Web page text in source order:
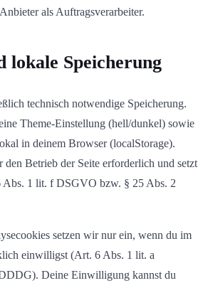
als Auftragsverarbeiter.
lokale Speicherung
technisch notwendige Speicherung.
Theme-Einstellung (hell/dunkel) sowie
in deinem Browser (localStorage).
den Betrieb der Seite erforderlich und setzt
1 lit. f DSGVO bzw. § 25 Abs. 2
setzen wir nur ein, wenn du im
einwilligst (Art. 6 Abs. 1 lit. a
Deine Einwilligung kannst du